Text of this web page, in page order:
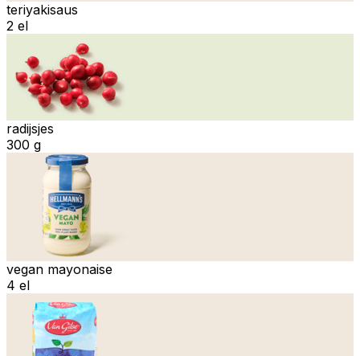
teriyakisaus
2 el
radijsjes
300 g
vegan mayonaise
4 el